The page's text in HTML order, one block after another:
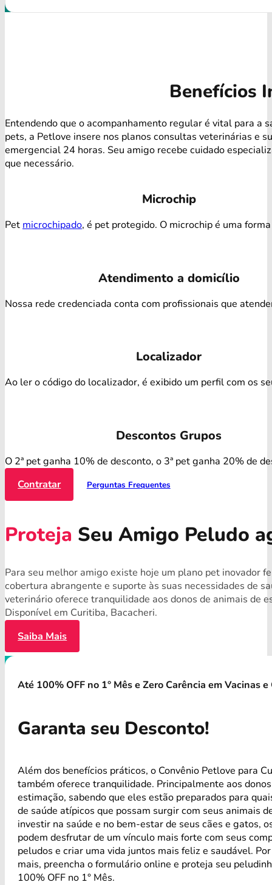
Benefícios
Entendendo que o acompanhamento regular é vital para a
pets, a Petlove insere nos planos consultas veterinárias e
emergencial 24 horas. Seu amigo recebe cuidado
que necessário.
Microchip
Pet microchipado, é pet protegido. O microchip é uma
Atendimento a domicílio
Nossa rede credenciada conta com profissionais que
Localizador
Ao ler o código do localizador, é exibido um perfil com os
Descontos Grupos
O 2ª pet ganha 10% de desconto, o 3ª pet ganha 20% de
Contratar
Perguntas Frequentes
Proteja Seu Amigo Peludo
Para seu melhor amigo existe hoje um plano pet inovador
cobertura abrangente e suporte às suas necessidades de
veterinário oferece tranquilidade aos donos de animais de
Disponível em Curitiba, Bacacheri.
Saiba Mais
Até 100% OFF no 1° Mês e Zero Carência em Vacinas
Garanta seu Desconto!
Além dos benefícios práticos, o Convênio Petlove para
também oferece tranquilidade. Principalmente aos
estimação, sabendo que eles estão preparados para
de saúde atípicos que possam surgir com seus animais
investir na saúde e no bem-estar de seus cães e gatos,
podem desfrutar de um vínculo mais forte com seus
peludos e criar uma vida juntos mais feliz e saudável.
mais, preencha o formulário online e proteja seu
100% OFF no 1° Mês.